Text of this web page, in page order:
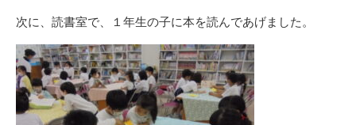
次に、読書室で、１年生の子に本を読んであげました。